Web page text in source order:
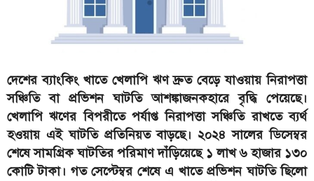
দেশের ব্যাংকিং খাতে খেলাপি ঋণ দ্রুত বেড়ে যাওয়ায় নিরাপত্তা
সঞ্চিতি বা প্রভিশন ঘাটতি আশঙ্কাজনকহারে বৃদ্ধি পেয়েছে।
খেলাপি ঋণের বিপরীতে পর্যাপ্ত নিরাপত্তা সঞ্চিতি রাখতে ব্যর্থ
হওয়ায় এই ঘাটতি প্রতিনিয়ত বাড়ছে। ২০২৪ সালের ডিসেম্বর
শেষে সামগ্রিক ঘাটতির পরিমাণ দাঁড়িয়েছে ১ লাখ ৬ হাজার ১৩০
কোটি টাকা। গত সেপ্টেম্বর শেষে এ খাতে প্রভিশন ঘাটতি ছিলো